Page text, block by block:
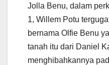
Jolla Benu, dalam
1, Willem Potu
bernama Olfie Benu
tanah itu dari Daniel
menghibahkannya